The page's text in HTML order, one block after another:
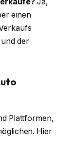
einen
der
Plattformen,
Hier